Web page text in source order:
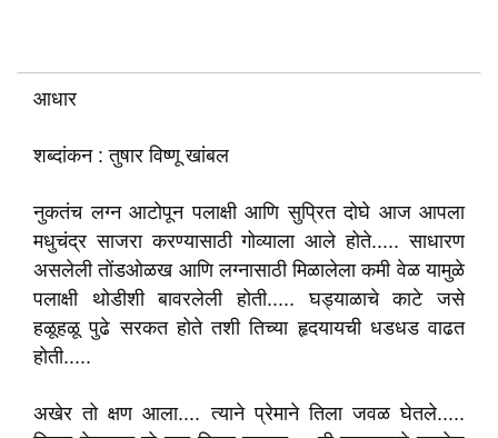
आधार
शब्दांकन : तुषार विष्णू खांबल
नुकतंच लग्न आटोपून पलाक्षी आणि सुप्रित दोघे आज आपला
मधुचंद्र साजरा करण्यासाठी गोव्याला आले होते..... साधारण
असलेली तोंडओळख आणि लग्नासाठी मिळालेला कमी वेळ यामुळे
पलाक्षी थोडीशी बावरलेली होती..... घड्याळाचे काटे जसे
हळूहळू पुढे सरकत होते तशी तिच्या हृदयायची धडधड वाढत
होती.....
अखेर तो क्षण आला.... त्याने प्रेमाने तिला जवळ घेतले.....